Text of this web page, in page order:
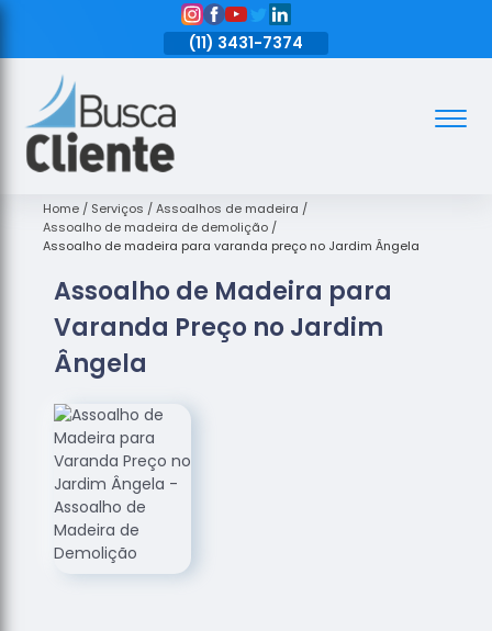
(11) 3431-7374
Assoalhos
de Madeira
Decks de
Empresas
de
Assoalhos
de Madeira
Loja de
Assoalhos
Raspagem
Assoalhos
Raspagem
Home Serviços
Assoalhos de madeira
Assoalho de madeira de demolição
Assoalho de madeira para varanda preço no Jardim Ângela
Assoalho de Madeira para
Varanda Preço no Jardim
Ângela